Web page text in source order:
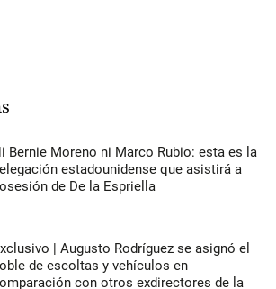
Bernie Moreno ni Marco Rubio: esta es la
estadounidense que asistirá a
de De la Espriella
| Augusto Rodríguez se asignó el
de escoltas y vehículos en
con otros exdirectores de la